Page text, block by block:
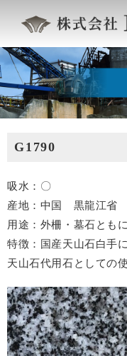
G1790
吸水：〇
産地：中国 黒龍江省
用途：外柵・墓石ともに
特徴：国産天山石白手
天山石代用石としての